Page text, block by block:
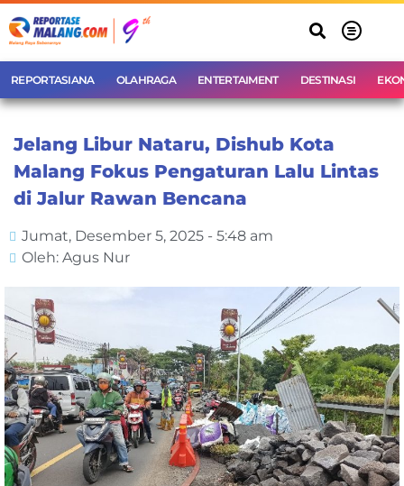
REPORTASIANA OLAHRAGA ENTERTAIMENT DESTINASI
Jelang Libur Nataru, Dishub Kota
Malang Fokus Pengaturan Lalu Lintas
di Jalur Rawan Bencana
Jumat, Desember 5, 2025 - 5:48 am
Oleh: Agus Nur